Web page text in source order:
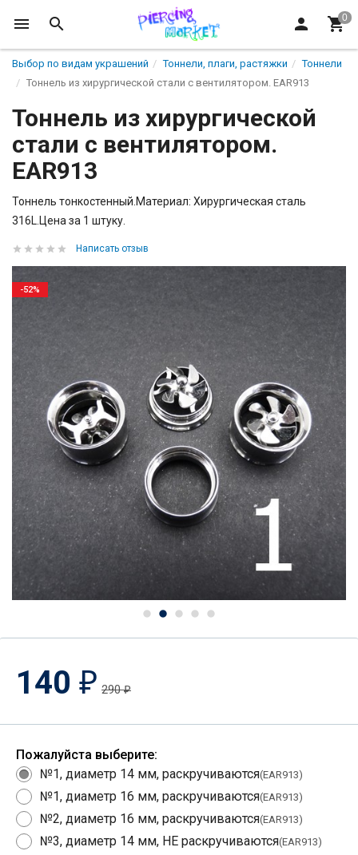
Выбор по видам украшений Тоннели, плаги, растяжки
Тоннели
Тоннель из хирургической стали с вентилятором. EAR913
Тоннель из хирургической
стали с вентилятором.
EAR913
Тоннель тонкостенный.Материал: Хирургическая сталь
316L.Цена за 1 штуку.
Написать отзыв
-52%
140 ₽ 290₽
Пожалуйста выберите:
№1, диаметр 14 мм, раскручиваются(EAR913)
№1, диаметр 16 мм, раскручиваются(EAR913)
№2, диаметр 16 мм, раскручиваются(EAR913)
№3, диаметр 14 мм, НЕ раскручиваются(EAR913)